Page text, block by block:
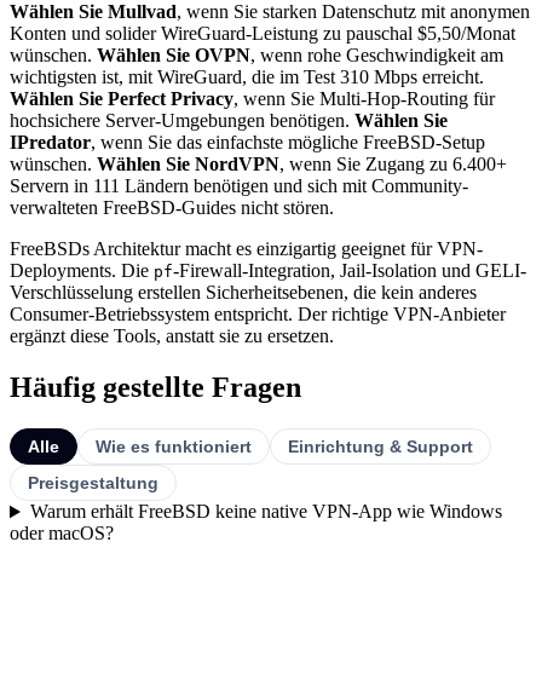
Wählen Sie Mullvad, wenn Sie starken Datenschutz mit anonymen
Konten und solider WireGuard-Leistung zu pauschal $5,50/Monat
wünschen. Wählen Sie OVPN, wenn rohe Geschwindigkeit am
wichtigsten ist, mit WireGuard, die im Test 310 Mbps erreicht.
Wählen Sie Perfect Privacy, wenn Sie Multi-Hop-Routing für
hochsichere Server-Umgebungen benötigen. Wählen Sie
IPredator, wenn Sie das einfachste mögliche FreeBSD-Setup
wünschen. Wählen Sie NordVPN, wenn Sie Zugang zu 6.400+
Servern in 111 Ländern benötigen und sich mit Community-
verwalteten FreeBSD-Guides nicht stören.
FreeBSDs Architektur macht es einzigartig geeignet für VPN-
Deployments. Die pf-Firewall-Integration, Jail-Isolation und GELI-
Verschlüsselung erstellen Sicherheitsebenen, die kein anderes
Consumer-Betriebssystem entspricht. Der richtige VPN-Anbieter
ergänzt diese Tools, anstatt sie zu ersetzen.
Häufig gestellte Fragen
Alle Wie es funktioniert
Einrichtung & Support
Preisgestaltung
Warum erhält FreeBSD keine native VPN-App wie Windows
oder macOS?